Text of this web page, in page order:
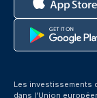
Les investissements
dans l’Union